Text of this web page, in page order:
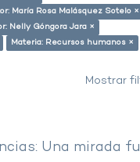
María Rosa Malásquez Sotelo ×
Nelly Góngora Jara ×
Materia: Recursos humanos ×
Mostrar
Una mirada